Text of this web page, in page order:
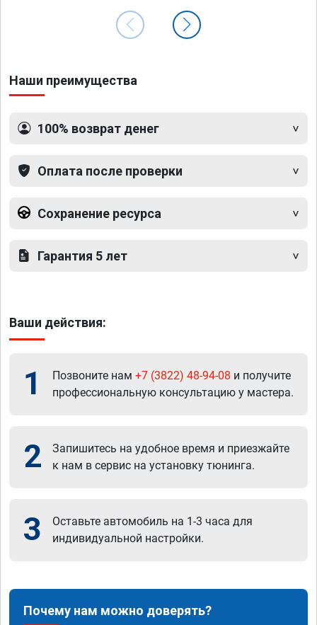
Наши преимущества
100% возврат денег
Оплата после проверки
Сохранение ресурса
Гарантия 5 лет
Ваши действия:
1 Позвоните нам +7 (3822) 48-94-08 и получите
профессиональную консультацию у мастера.
2
Запишитесь на удобное время и приезжайте
к нам в сервис на установку тюнинга.
3
Оставьте автомобиль на 1-3 часа для
индивидуальной настройки.
Почему нам можно доверять?